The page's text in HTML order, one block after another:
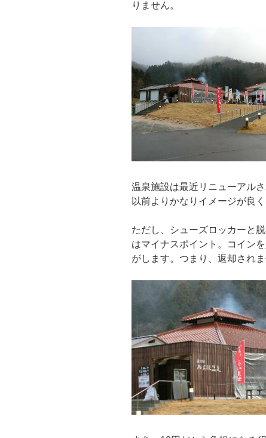
りません。
温泉施設は最近リニューアル
以前よりかなりイメージが良
ただし、シューズロッカーと
はマイナスポイント。コイン
がします。つまり、返却されま